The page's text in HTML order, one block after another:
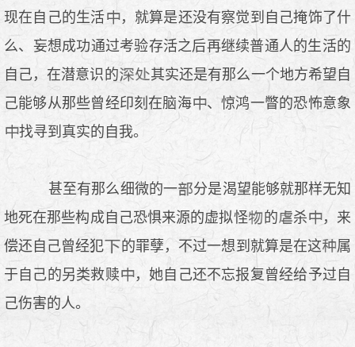
现在自己的生活
，就算是还没有察觉到自己掩饰了什
么、妄想成功通过考验存活之后再继续普通人的生活的
自己，在潜意识的
其实还是有那么一个地方希望自
己能够从那些曾经印刻在脑海
、惊鸿一瞥的恐怖意象
找寻到真实的自我。
甚至有那么细微的一
分是渴望能够就那样无知
地死在那些构成自己恐惧来源的虚拟怪
的 杀
，来
偿还自己曾经犯
的罪孽，不过一想到就算是在这
属
于自己的另类救赎
，她自己还不忘报复曾经给予过自
己伤害的人。